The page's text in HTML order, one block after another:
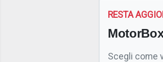
RESTA
Scegli come